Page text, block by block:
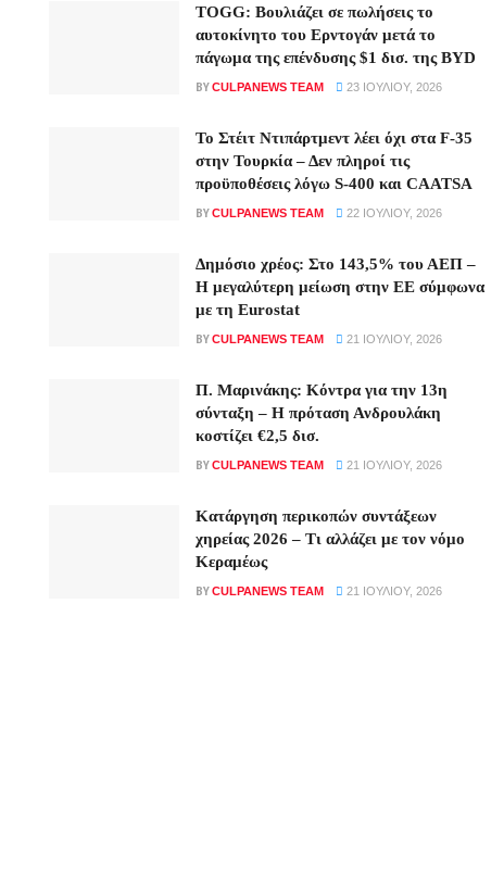
TOGG: Βουλιάζει σε πωλήσεις το
αυτοκίνητο του Ερντογάν μετά το
πάγωμα της επένδυσης $1 δισ. της BYD
BYCULPANEWS TEAM 23 ΙΟΥΛΊΟΥ, 2026
Το Στέιτ Ντιπάρτμεντ λέει όχι στα F-35
στην Τουρκία – Δεν πληροί τις
προϋποθέσεις λόγω S-400 και CAATSA
BYCULPANEWS TEAM 22 ΙΟΥΛΊΟΥ, 2026
Δημόσιο χρέος: Στο 143,5% του ΑΕΠ –
Η μεγαλύτερη μείωση στην ΕΕ σύμφωνα
με τη Eurostat
BYCULPANEWS TEAM 21 ΙΟΥΛΊΟΥ, 2026
Π. Μαρινάκης: Κόντρα για την 13η
σύνταξη – Η πρόταση Ανδρουλάκη
κοστίζει €2,5 δισ.
BYCULPANEWS TEAM 21 ΙΟΥΛΊΟΥ, 2026
Κατάργηση περικοπών συντάξεων
χηρείας 2026 – Τι αλλάζει με τον νόμο
Κεραμέως
BYCULPANEWS TEAM 21 ΙΟΥΛΊΟΥ, 2026